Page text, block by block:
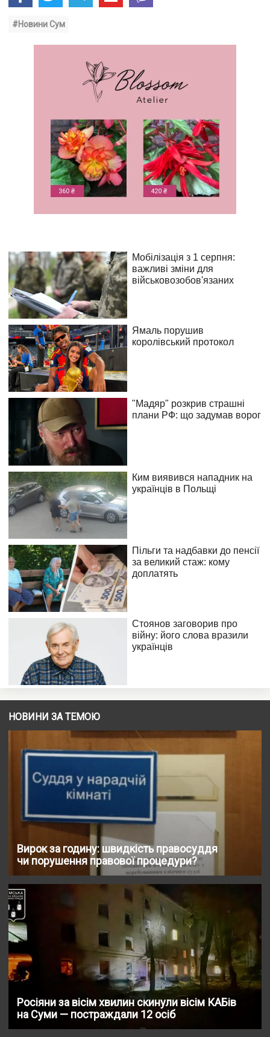
#Новини Сум
НОВИНИ ЗА ТЕМОЮ
Вирок за годину: швидкість правосуддя
чи порушення правової процедури?
Росіяни за вісім хвилин скинули вісім КАБів
на Суми — постраждали 12 осіб